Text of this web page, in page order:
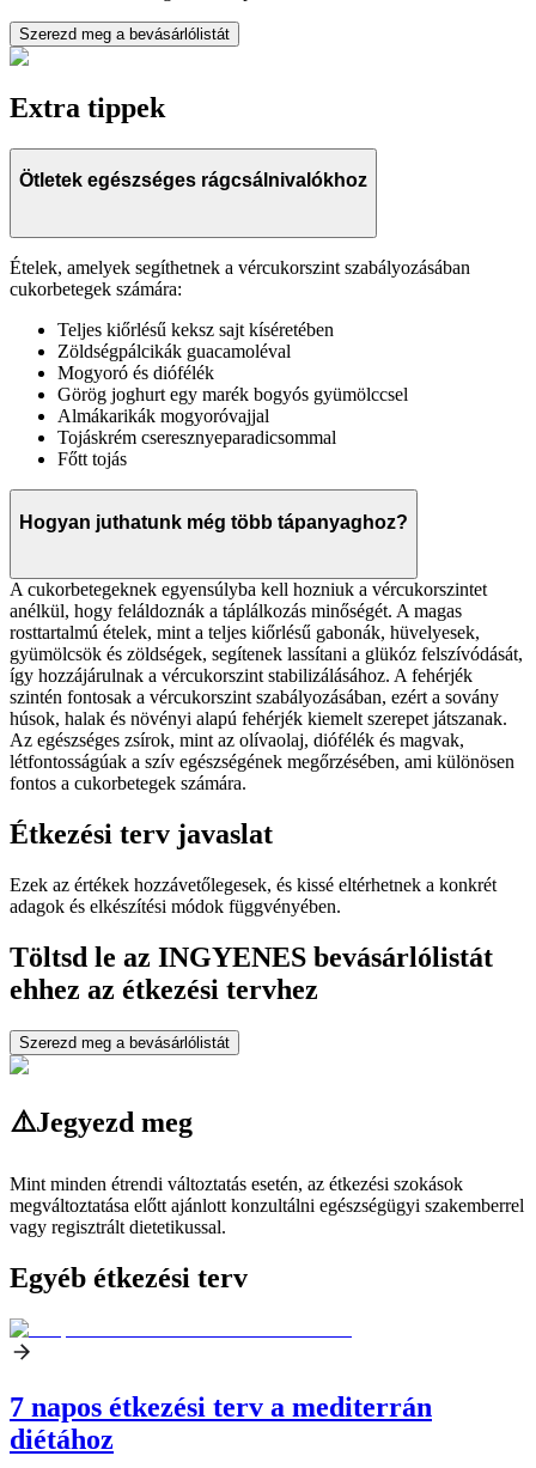
Szerezd meg a bevásárlólistát
Extra tippek
Ötletek egészséges rágcsálnivalókhoz
Ételek, amelyek segíthetnek a vércukorszint szabályozásában
cukorbetegek számára:
Teljes kiőrlésű keksz sajt kíséretében
Zöldségpálcikák guacamoléval
Mogyoró és diófélék
Görög joghurt egy marék bogyós gyümölccsel
Almákarikák mogyoróvajjal
Tojáskrém cseresznyeparadicsommal
Főtt tojás
Hogyan juthatunk még több tápanyaghoz?
A cukorbetegeknek egyensúlyba kell hozniuk a vércukorszintet
anélkül, hogy feláldoznák a táplálkozás minőségét. A magas
rosttartalmú ételek, mint a teljes kiőrlésű gabonák, hüvelyesek,
gyümölcsök és zöldségek, segítenek lassítani a glükóz felszívódását,
így hozzájárulnak a vércukorszint stabilizálásához. A fehérjék
szintén fontosak a vércukorszint szabályozásában, ezért a sovány
húsok, halak és növényi alapú fehérjék kiemelt szerepet játszanak.
Az egészséges zsírok, mint az olívaolaj, diófélék és magvak,
létfontosságúak a szív egészségének megőrzésében, ami különösen
fontos a cukorbetegek számára.
Étkezési terv javaslat
Ezek az értékek hozzávetőlegesek, és kissé eltérhetnek a konkrét
adagok és elkészítési módok függvényében.
Töltsd le az INGYENES bevásárlólistát
ehhez az étkezési tervhez
Szerezd meg a bevásárlólistát
⚠️Jegyezd meg
Mint minden étrendi változtatás esetén, az étkezési szokások
megváltoztatása előtt ajánlott konzultálni egészségügyi szakemberrel
vagy regisztrált dietetikussal.
Egyéb étkezési terv
7 napos étkezési terv a mediterrán
diétához